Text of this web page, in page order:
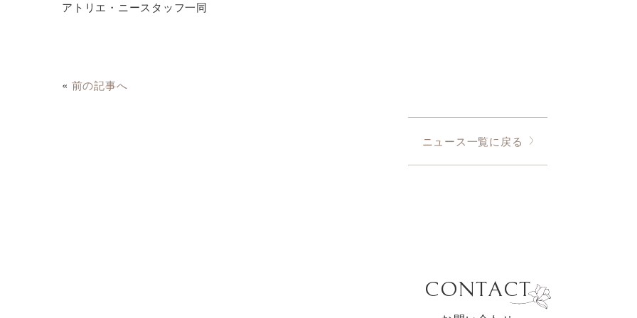
アトリエ・ニースタッフ一同
« 前の記事へ
ニュース一覧に戻る
CONTACT